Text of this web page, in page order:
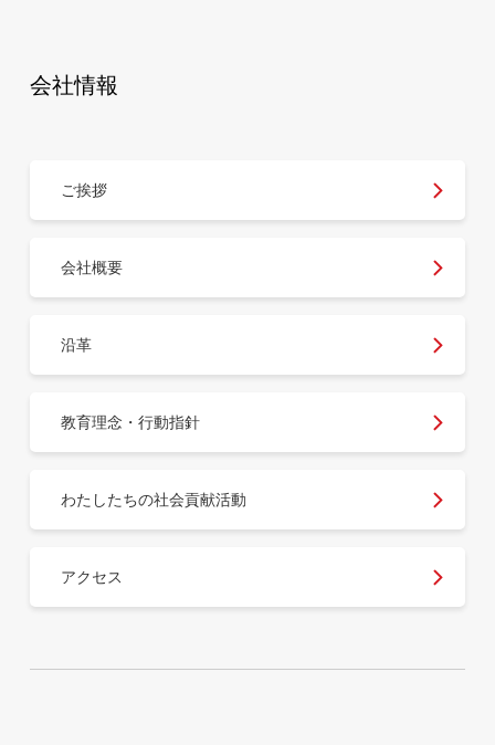
会社情報
ご挨拶
会社概要
沿革
教育理念・行動指針
わたしたちの社会貢献活動
アクセス